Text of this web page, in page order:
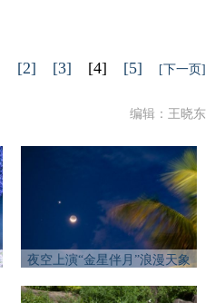
[2] [3] [4] [5] [下一页]
编辑：王晓东
夜空上演“金星伴月”浪漫天象